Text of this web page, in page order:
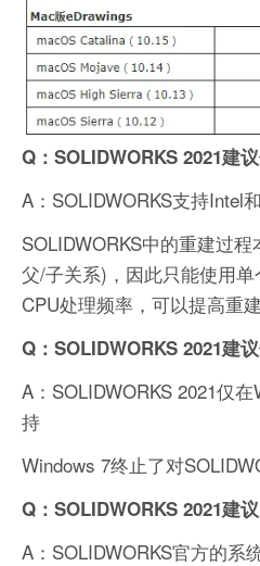
Q：SOLIDWORKS 2021建
A：SOLIDWORKS支持Intel
SOLIDWORKS中的重建过
父/子关系)，因此只能使用
CPU处理频率，可以提高重建
Q：SOLIDWORKS 2021建
A：SOLIDWORKS 2021仅
持
Windows 7终止了对
Q：SOLIDWORKS 2021建
A：SOLIDWORKS官方的系